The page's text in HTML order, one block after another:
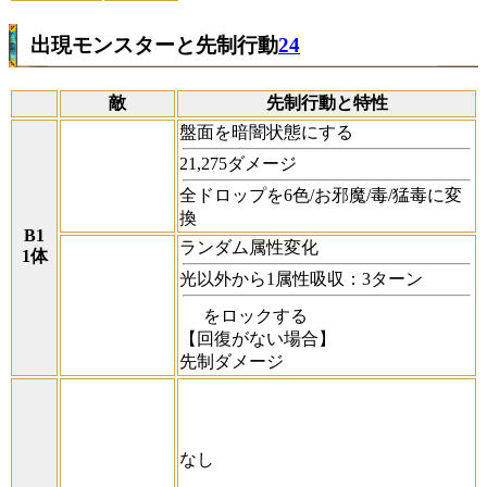
出現モンスターと先制行動24
敵 先制行動と特性
B1
1体
盤面を暗闇状態にする
21,275ダメージ
全ドロップを6色/お邪魔/毒/猛毒に変
換
ランダム属性変化
光以外から1属性吸収：3ターン
をロックする
【回復がない場合】
先制ダメージ
なし